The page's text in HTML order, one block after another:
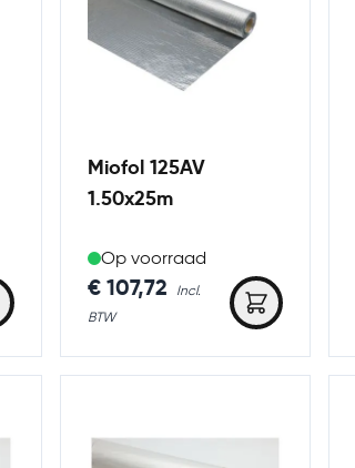
Miofol 125AV
1.50x25m
Op voorraad
€ 107,72